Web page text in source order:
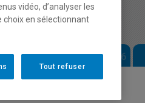
Horaire - Automne 2026
vidéo, d’analyser les
en sélectionnant
Tout refuser